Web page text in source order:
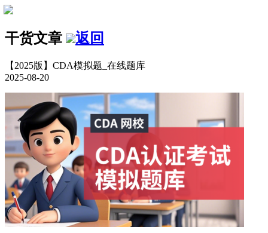
干货文章 返回
【2025版】CDA模拟题_在线题库
2025-08-20